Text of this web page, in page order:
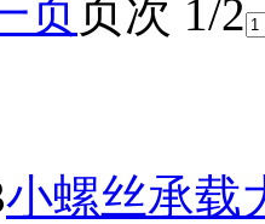
页页次 1/2
小螺丝承载